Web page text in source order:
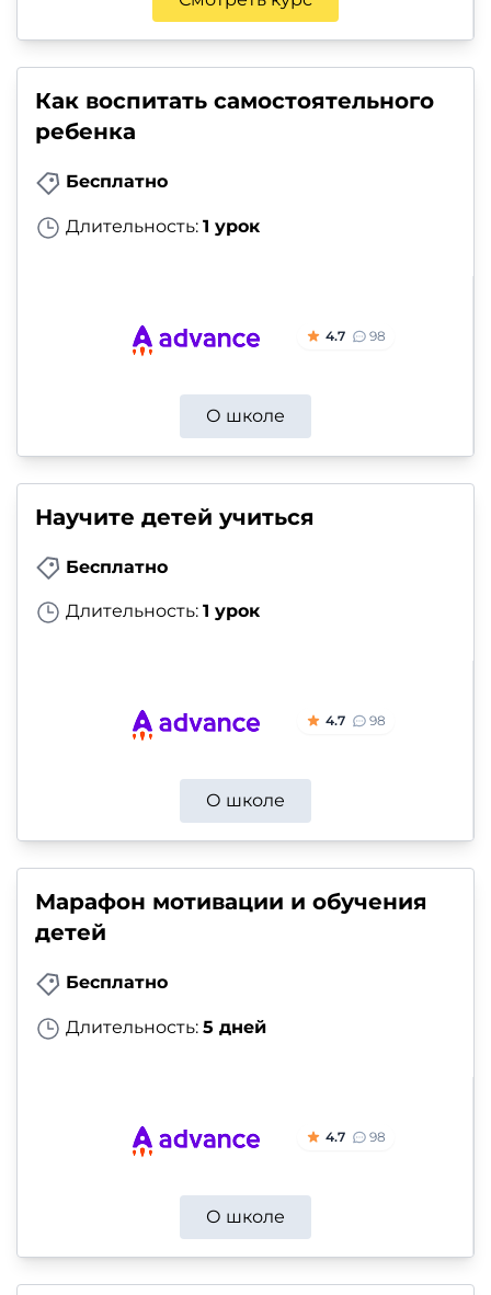
Как воспитать самостоятельного
ребенка
Бесплатно
Длительность: 1 урок
4.7 98
О школе
Научите детей учиться
Бесплатно
Длительность: 1 урок
4.7 98
О школе
Марафон мотивации и обучения
детей
Бесплатно
Длительность: 5 дней
4.7 98
О школе